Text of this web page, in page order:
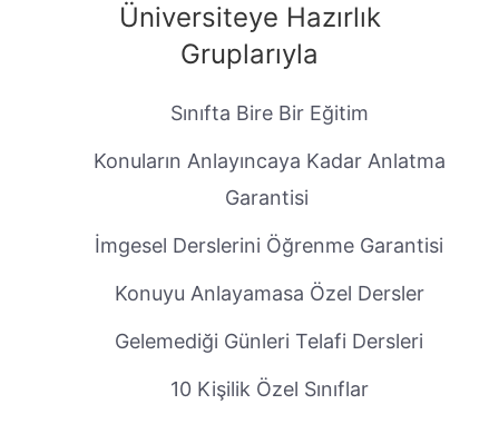
Üniversiteye Hazırlık
Gruplarıyla
Sınıfta Bire Bir Eğitim
Konuların Anlayıncaya Kadar Anlatma
Garantisi
İmgesel Derslerini Öğrenme Garantisi
Konuyu Anlayamasa Özel Dersler
Gelemediği Günleri Telafi Dersleri
10 Kişilik Özel Sınıflar